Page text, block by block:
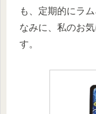
も、定期的にラ
なみに、私のお
す。